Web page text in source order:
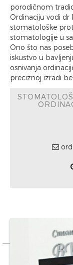
porodičnom
Ordinaciju vodi dr
stomatološke
stomatologije u
Ono što nas
iskustvo u
osnivanja
preciznoj izradi